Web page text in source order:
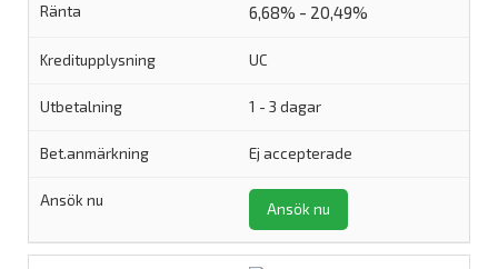
6,68% - 20,49%
UC
1 - 3 dagar
Ej accepterade
Ansök nu